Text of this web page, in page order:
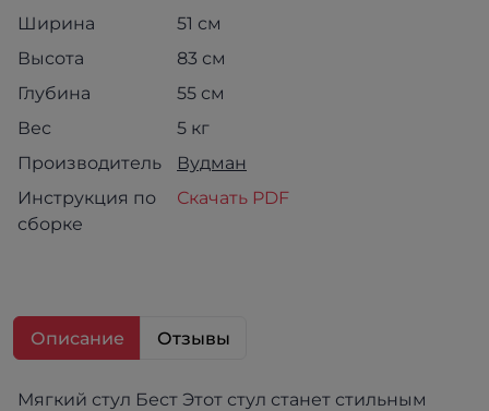
Ширина
51 см
Высота
83 см
Глубина
55 см
Вес
5 кг
Производитель
Вудман
Инструкция по
сборке
Скачать PDF
Описание Отзывы
Мягкий стул Бест Этот стул станет стильным